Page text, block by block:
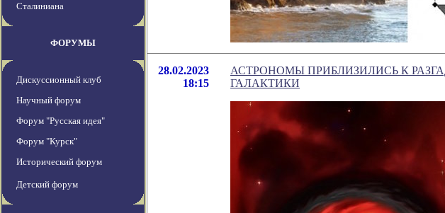
Сталиниана
ФОРУМЫ
Дискуссионный клуб
Научный форум
Форум "Русская идея"
Форум "Курск"
Исторический форум
Детский форум
28.02.2023
18:15
АСТРОНОМЫ ПРИБЛИЗИЛИСЬ К
ГАЛАКТИКИ